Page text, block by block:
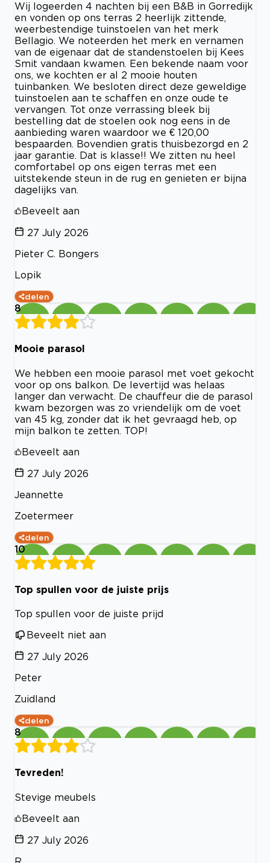
Wij logeerden 4 nachten bij een B&B in Gorredijk
en vonden op ons terras 2 heerlijk zittende,
weerbestendige tuinstoelen van het merk
Bellagio. We noteerden het merk en vernamen
van de eigenaar dat de standenstoelen bij Kees
Smit vandaan kwamen. Een bekende naam voor
ons, we kochten er al 2 mooie houten
tuinbanken. We besloten direct deze geweldige
tuinstoelen aan te schaffen en onze oude te
vervangen. Tot onze verrassing bleek bij
bestelling dat de stoelen ook nog eens in de
aanbieding waren waardoor we € 120,00
bespaarden. Bovendien gratis thuisbezorgd en 2
jaar garantie. Dat is klasse!! We zitten nu heel
comfortabel op ons eigen terras met een
uitstekende steun in de rug en genieten er bijna
dagelijks van.
Beveelt aan
27 July 2026
Pieter C. Bongers
Lopik
delen
8
Mooie parasol
We hebben een mooie parasol met voet gekocht
voor op ons balkon. De levertijd was helaas
langer dan verwacht. De chauffeur die de parasol
kwam bezorgen was zo vriendelijk om de voet
van 45 kg, zonder dat ik het gevraagd heb, op
mijn balkon te zetten. TOP!
Beveelt aan
27 July 2026
Jeannette
Zoetermeer
delen
10
Top spullen voor de juiste prijs
Top spullen voor de juiste prijd
Beveelt niet aan
27 July 2026
Peter
Zuidland
delen
8
Tevreden!
Stevige meubels
Beveelt aan
27 July 2026